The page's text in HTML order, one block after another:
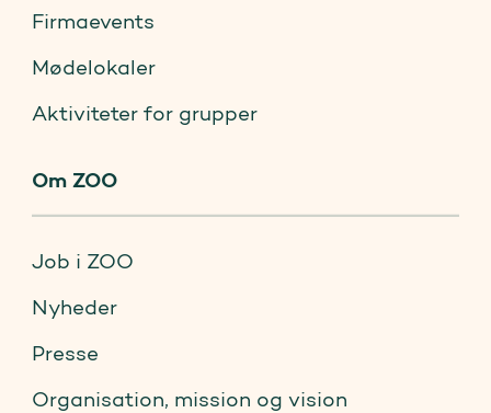
Firmaevents
Mødelokaler
Aktiviteter for grupper
Om ZOO
Job i ZOO
Nyheder
Presse
Organisation, mission og vision